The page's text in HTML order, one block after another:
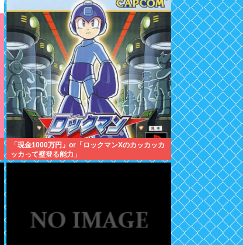
「現金1000万円」or「ロックマンXのカッカッカ
ッカって壁登る能力」